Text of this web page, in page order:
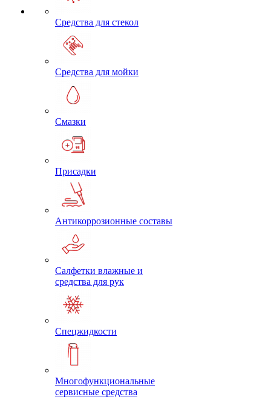
Средства для стекол
Средства для мойки
Смазки
Присадки
Антикоррозионные составы
Салфетки влажные и
средства для рук
Спецжидкости
Многофункциональные
сервисные средства